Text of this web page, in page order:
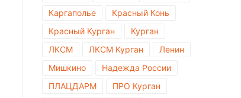
Каргаполье
Красный Конь
Красный Курган
Курган
ЛКСМ
ЛКСМ Курган
Ленин
Мишкино
Надежда России
ПЛАЦДАРМ
ПРО Курган